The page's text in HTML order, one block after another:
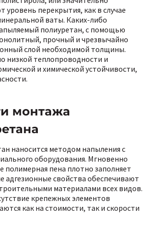
перекрытия, как в случае
ваты. Каких-либо
полиуретан, с помощью
прочный и чрезвычайно
слой необходимой толщины.
низкой теплопроводности и
и химической устойчивости,
монтажа
наносится методом напыления с
оборудования. Мгновенно
полимерная пена плотно заполняет
адгезионные свойства обеспечивают
материалами всех видов.
крепежных элементов
как на стоимости, так и скорости